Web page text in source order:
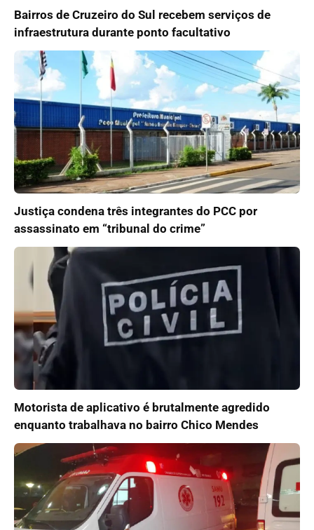
Bairros de Cruzeiro do Sul recebem serviços de
infraestrutura durante ponto facultativo
Justiça condena três integrantes do PCC por
assassinato em “tribunal do crime”
Motorista de aplicativo é brutalmente agredido
enquanto trabalhava no bairro Chico Mendes